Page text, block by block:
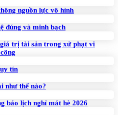
nguồn lực vô hình
đúng và minh bạch
trị tài sản trong xử phạt vi
tín
như thế nào?
báo lịch nghỉ mát hè 2026